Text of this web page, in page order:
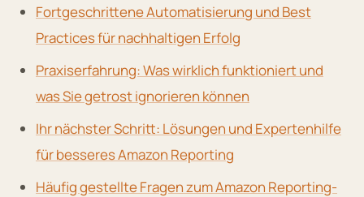
Fortgeschrittene Automatisierung und Best
Practices für nachhaltigen Erfolg
Praxiserfahrung: Was wirklich funktioniert und
was Sie getrost ignorieren können
Ihr nächster Schritt: Lösungen und Expertenhilfe
für besseres Amazon Reporting
Häufig gestellte Fragen zum Amazon Reporting-